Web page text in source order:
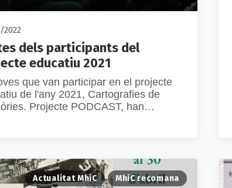
dels participants del
educatiu 2021
que van participar en el projecte
de l'any 2021, Cartografies de
Projecte PODCAST, han…
Actualitat MhiC MhiC recomana